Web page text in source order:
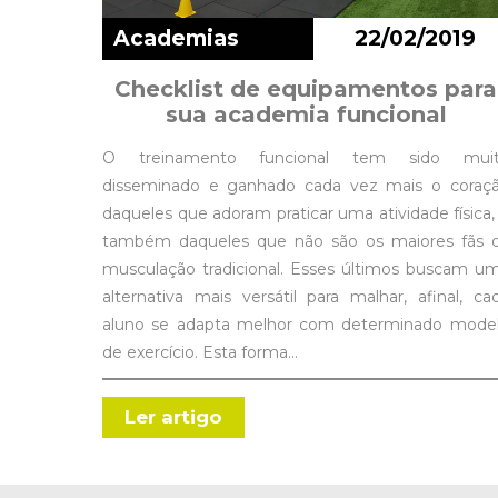
Checklist de equipamentos para
sua academia funcional
Academias 22/02/2019
O treinamento funcional tem sido
disseminado e ganhado cada vez mais o
daqueles que adoram praticar uma atividade física,
também daqueles que não são os maiores fãs
musculação tradicional. Esses últimos buscam
alternativa mais versátil para malhar, afinal,
aluno se adapta melhor com determinado
de exercício. Esta forma…
Ler artigo